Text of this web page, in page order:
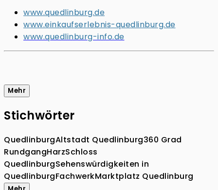
www.quedlinburg.de
www.einkaufserlebnis-quedlinburg.de
www.quedlinburg-info.de
Mehr
Stichwörter
QuedlinburgAltstadt Quedlinburg360 Grad
RundgangHarzSchloss
QuedlinburgSehenswürdigkeiten in
QuedlinburgFachwerkMarktplatz Quedlinburg